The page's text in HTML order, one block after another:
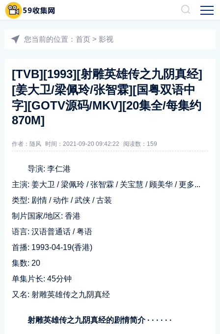
您当前的位置： 首页 > 影视
[TVB][1993][射雕英雄传之九阴真经]
[姜大卫/梁佩玲/张智霖][国粤双语中
字][GOTV源码/MKV][20集全/每集约
870M]
作者：随风 时间：2021-09-20 09:42:22 阅读数： 159
导演: 李仁港
主演: 姜大卫 / 梁佩玲 / 张智霖 / 关宝慧 / 顾美华 / 更多...
类型: 剧情 / 动作 / 武侠 / 古装
制片国家/地区: 香港
语言: 汉语普通话 / 粤语
首播: 1993-04-19(香港)
集数: 20
单集片长: 45分钟
又名: 射雕英雄传之九阴真经
射雕英雄传之九阴真经的剧情简介 · · · · · ·